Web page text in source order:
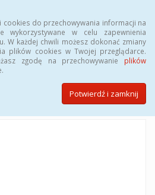
do przechowywania informacji na
wykorzystywane w celu zapewnienia
W każdej chwili możesz dokonać zmiany
plików cookies w Twojej przeglądarce.
zgodę na przechowywanie plików
Potwierdź i zamknij
PUBLICZNEJ
Miasta Opola